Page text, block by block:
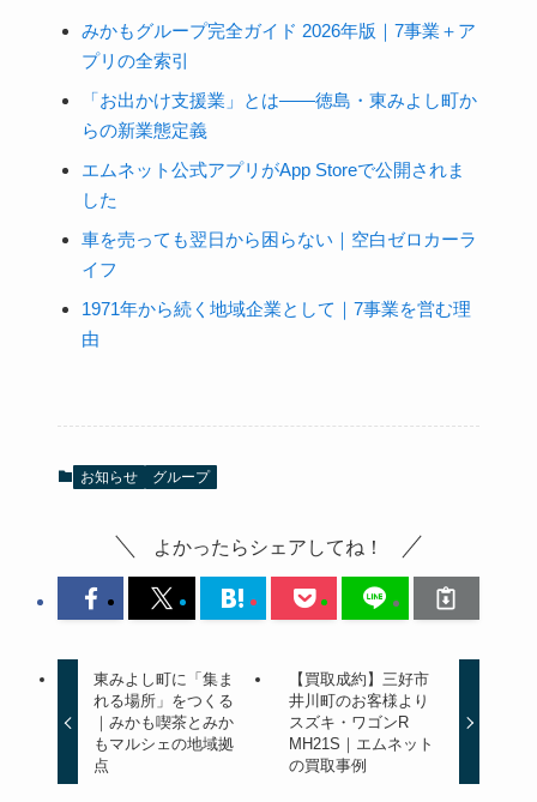
みかもグループ完全ガイド 2026年版｜7事業＋ア
プリの全索引
「お出かけ支援業」とは——徳島・東みよし町か
らの新業態定義
エムネット公式アプリがApp Storeで公開されま
した
車を売っても翌日から困らない｜空白ゼロカーラ
イフ
1971年から続く地域企業として｜7事業を営む理
由
お知らせ グループ
よかったらシェアしてね！
東みよし町に「集ま
れる場所」をつくる
｜みかも喫茶とみか
もマルシェの地域拠
点
【買取成約】三好市
井川町のお客様より
スズキ・ワゴンR
MH21S｜エムネット
の買取事例